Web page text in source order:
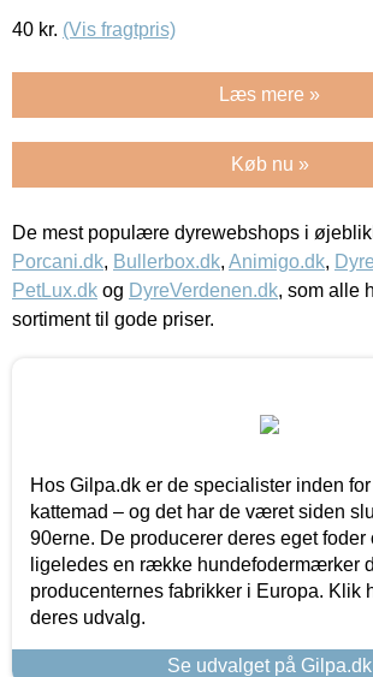
40 kr. (Vis fragtpris)
Læs mere »
Køb nu »
De mest populære dyrewebshops i
Porcani.dk, Bullerbox.dk, Animigo.dk,
PetLux.dk og DyreVerdenen.dk, som alle
sortiment til gode priser.
Hos Gilpa.dk er de specialister inden
kattemad – og det har de været siden
90erne. De producerer deres eget foder
ligeledes en række hundefodermærker
producenternes fabrikker i Europa. Klik
deres udvalg.
Se udvalget på Gilpa.dk